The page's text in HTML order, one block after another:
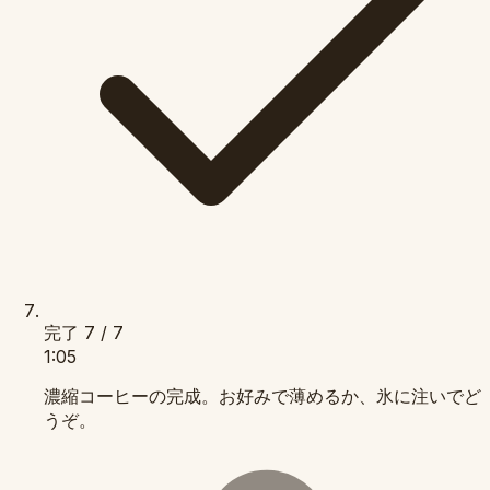
完了 7 / 7
1:05
濃縮コーヒーの完成。お好みで薄めるか、氷に注いでど
うぞ。